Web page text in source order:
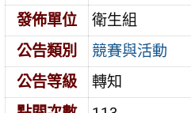
發佈單位
衛生組
公告類別
競賽與活動
公告等級
轉知